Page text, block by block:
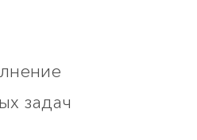
задач